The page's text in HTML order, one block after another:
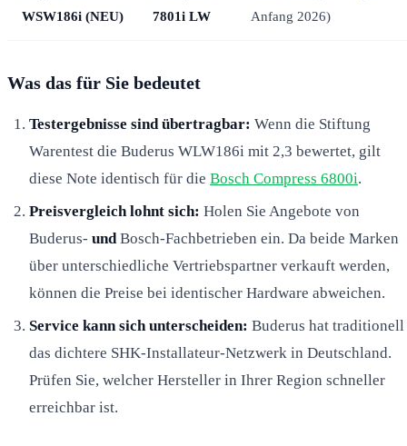
WSW186i (NEU)
7801i LW
Anfang 2026)
Was das für Sie bedeutet
Testergebnisse sind übertragbar: Wenn die Stiftung
Warentest die Buderus WLW186i mit 2,3 bewertet, gilt
diese Note identisch für die Bosch Compress 6800i.
Preisvergleich lohnt sich: Holen Sie Angebote von
Buderus- und Bosch-Fachbetrieben ein. Da beide Marken
über unterschiedliche Vertriebspartner verkauft werden,
können die Preise bei identischer Hardware abweichen.
Service kann sich unterscheiden: Buderus hat traditionell
das dichtere SHK-Installateur-Netzwerk in Deutschland.
Prüfen Sie, welcher Hersteller in Ihrer Region schneller
erreichbar ist.